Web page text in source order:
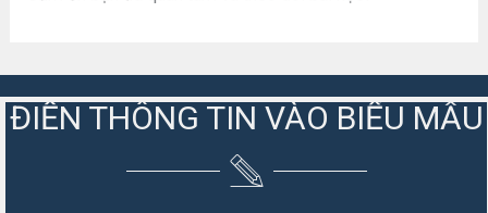
ĐIỀN THÔNG TIN VÀO BIỂU MẪU